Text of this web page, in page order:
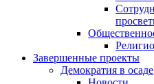
Завершенные проекты
Демократия в осаде